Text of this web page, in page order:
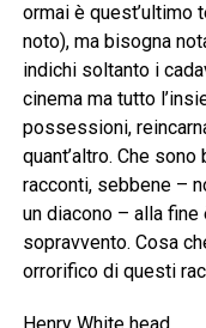
ormai è quest’ultimo
noto), ma bisogna
indichi soltanto i
cinema ma tutto
possessioni,
quant’altro. Che
racconti, sebbene –
un diacono – alla fine
sopravvento. Cosa
orrorifico di questi